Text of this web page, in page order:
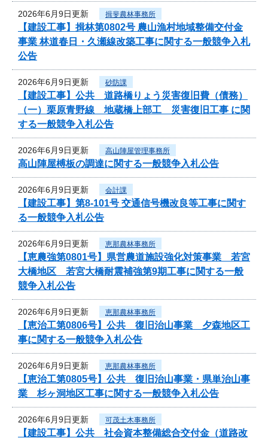
2026年6月9日更新 揖斐農林事務所
【建設工事】揖林第0802号 農山漁村地域整備交付金
事業 林道春日・久瀬線改築工事に関する一般競争入札
公告
2026年6月9日更新 砂防課
【建設工事】公共 道路橋りょう災害復旧費（債務）
（一）栗原青野線 地蔵橋上部工 災害復旧工事 に関
する一般競争入札公告
2026年6月9日更新 高山陣屋管理事務所
高山陣屋榑板の調達に関する一般競争入札公告
2026年6月9日更新 会計課
【建設工事】第8-101号 交通信号機改良等工事に関す
る一般競争入札公告
2026年6月9日更新 恵那農林事務所
【恵農強第0801号】県営農道施設強化対策事業 若宮
大橋地区 若宮大橋耐震補強第9期工事に関する一般
競争入札公告
2026年6月9日更新 恵那農林事務所
【恵治工第0806号】公共 復旧治山事業 夕森地区工
事に関する一般競争入札公告
2026年6月9日更新 恵那農林事務所
【恵治工第0805号】公共 復旧治山事業・県単治山事
業 杉ヶ洞地区工事に関する一般競争入札公告
2026年6月9日更新 可茂土木事務所
【建設工事】公共 社会資本整備総合交付金（道路改